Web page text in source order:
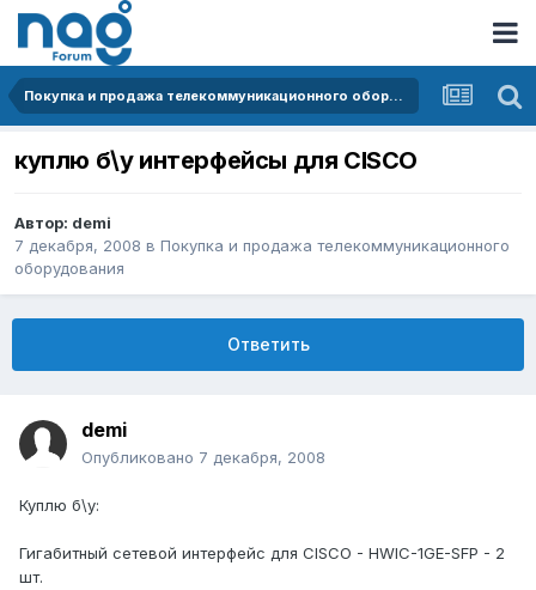
Покупка и продажа телекоммуникационного оборудования
куплю б\у интерфейсы для CISCO
Автор: demi
7 декабря, 2008 в Покупка и продажа телекоммуникационного
оборудования
Ответить
demi
Опубликовано 7 декабря, 2008
Куплю б\у:
Гигабитный сетевой интерфейс для CISCO - HWIC-1GE-SFP - 2
шт.